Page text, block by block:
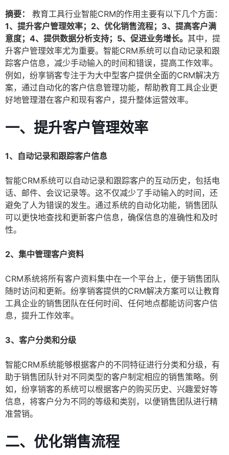
摘要：
教育工具行业智能CRM的作用主要有以下几个方面：
1、提升客户管理效率；2、优化销售流程；3、提高客户满
意度；4、提供数据分析支持；5、促进业务增长。 其中，提
升客户管理效率尤为重要。智能CRM系统可以自动记录和跟
踪客户信息，减少手动输入的时间和错误，提高工作效率。
例如，纷享销客专注于为大中型客户提供全面的CRM解决方
案，通过自动化的客户信息管理功能，帮助教育工具企业更
好地管理潜在客户和现有客户，提升整体运营效率。
一、提升客户管理效率
1、自动记录和跟踪客户信息
智能CRM系统可以自动记录和跟踪客户的互动历史，包括电
话、邮件、会议记录等。这不仅减少了手动输入的时间，还
避免了人为错误的发生。通过系统的自动化功能，销售团队
可以更快地查找和更新客户信息，确保信息的准确性和及时
性。
2、集中管理客户资料
CRM系统将所有客户资料集中在一个平台上，便于销售团队
随时访问和更新。纷享销客提供的CRM解决方案可以让教育
工具企业的销售团队在任何时间、任何地点都能访问客户信
息，提升工作效率。
3、客户分类和分级
智能CRM系统能够根据客户的不同特征进行分类和分级，有
助于销售团队针对不同类型的客户制定相应的销售策略。例
如，纷享销客的系统可以根据客户的购买历史、兴趣爱好等
信息，将客户分为不同的等级和类别，以便销售团队进行精
准营销。
二、优化销售流程